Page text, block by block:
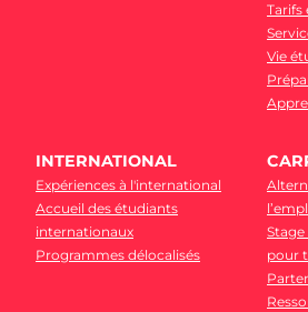
Tarifs
Vie
INTERNATIONAL
Expériences à l'international
Accueil des étudiants
internationaux
Programmes délocalisés
Stage
pour